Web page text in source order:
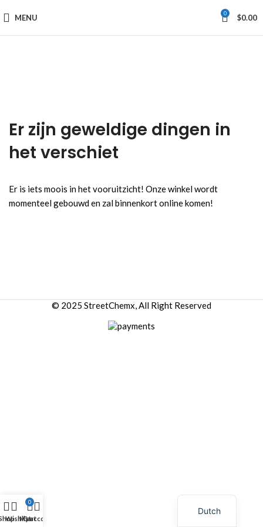
MENU 0 $0.00
Er zijn geweldige dingen in
het verschiet
Er is iets moois in het vooruitzicht! Onze winkel wordt
momenteel gebouwd en zal binnenkort online komen!
© 2025 StreetChemx, All Right Reserved
Wishlist
0
Cart
My account
Dutch